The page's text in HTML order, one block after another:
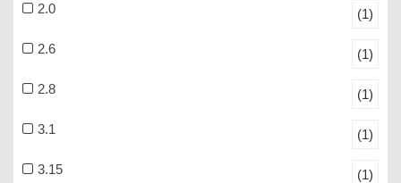
2.0 (1)
2.6 (1)
2.8 (1)
3.1 (1)
3.15 (1)